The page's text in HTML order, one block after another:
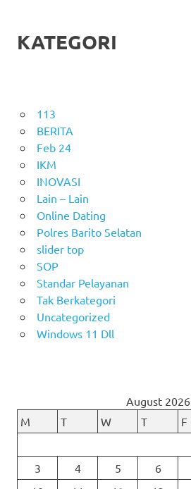
KATEGORI
113
BERITA
Feb 24
IKM
INOVASI
Lain – Lain
Online Dating
Polres Barito Selatan
slider top
SOP
Standar Pelayanan
Tak Berkategori
Uncategorized
Windows 11 Dll
August 2026
M
T W T F
3
4 5 6